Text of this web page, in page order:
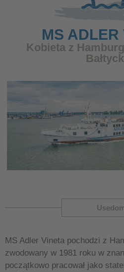
MS ADLER
Kobieta z
MS Adler Vineta pochodzi z
zwodowany w 1981 roku w
początkowo pracował jako